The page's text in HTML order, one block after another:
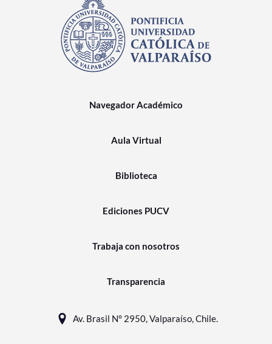
Navegador Académico
Aula Virtual
Biblioteca
Ediciones PUCV
Trabaja con nosotros
Transparencia
Av. Brasil N° 2950, Valparaíso, Chile.